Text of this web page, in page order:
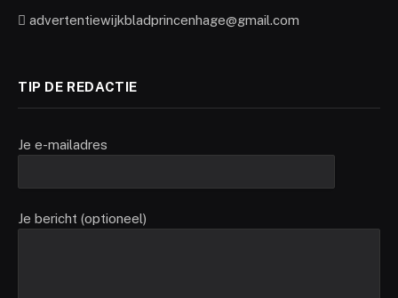
advertentiewijkbladprincenhage@gmail.com
TIP DE REDACTIE
Je e-mailadres
Je bericht (optioneel)